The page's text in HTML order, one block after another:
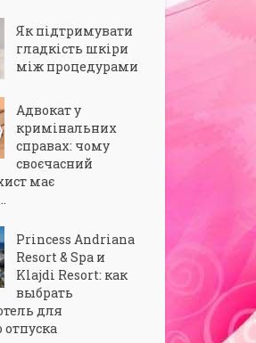
Як підтримувати
гладкість шкіри
між процедурами
Адвокат у
кримінальних
справах: чому
своєчасний
має
Princess Andriana
Resort & Spa и
Klajdi Resort: как
выбрать
для